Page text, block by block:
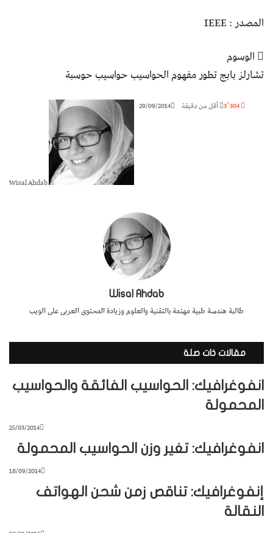
المصدر :IEEE
الوسوم
تشارلز بابجتطور مفهوم الحواسيبحواسيبحوسبة
Wisal Ahdab
29/09/2014 3٬304 أقل من دقيقة
Wisal Ahdab
طالبة هندسة طبية مهتمة بالتقنية والعلوم وزيادة المحتوى العربى على الويب
مقالات ذات صلة
انفوغرافيك: الحواسيب الفائقة والحواسيب
المحمولة
25/03/2014
انفوغرافيك: تغير وزن الحواسيب المحمولة
18/09/2014
إنفوغرافيك: تناقص زمن شحن الهواتف
النقالة